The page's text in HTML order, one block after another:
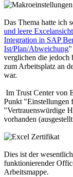
Das Thema hatte ich
und leere
Integration in SAP
Ist/Plan/Abweichung"
verglichen die jedoch
zum Arbeitsplatz an
war.
Im Trust Center von
Punkt "Einstellungen
"Vertrauenswürdige
vorhanden
Dies ist der
funktionierender
Arbeitsmappe.